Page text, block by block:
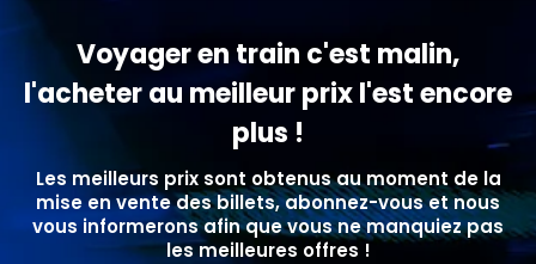
Voyager en train c'est malin,
l'acheter au meilleur prix l'est encore
plus !
Les meilleurs prix sont obtenus au moment de la
mise en vente des billets, abonnez-vous et nous
vous informerons afin que vous ne manquiez pas
les meilleures offres !